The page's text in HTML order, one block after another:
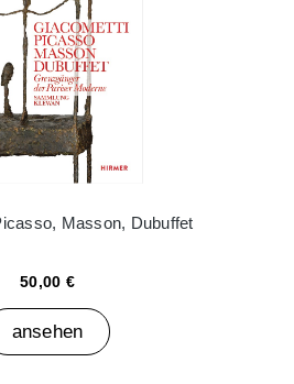
Masson, Dubuffet
50,00 €
ansehen